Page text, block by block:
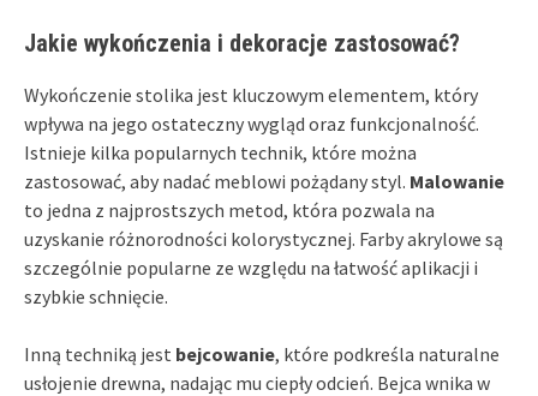
Jakie wykończenia i dekoracje zastosować?
Wykończenie stolika jest kluczowym elementem, który
wpływa na jego ostateczny wygląd oraz funkcjonalność.
Istnieje kilka popularnych technik, które można
zastosować, aby nadać meblowi pożądany styl. Malowanie
to jedna z najprostszych metod, która pozwala na
uzyskanie różnorodności kolorystycznej. Farby akrylowe są
szczególnie popularne ze względu na łatwość aplikacji i
szybkie schnięcie.
Inną techniką jest bejcowanie, które podkreśla naturalne
usłojenie drewna, nadając mu ciepły odcień. Bejca wnika w